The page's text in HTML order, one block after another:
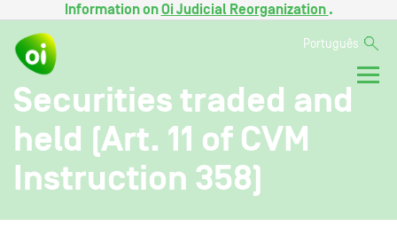
Information onOi Judicial Reorganization .
Português
Securities traded and
held (Art. 11 of CVM
Instruction 358)